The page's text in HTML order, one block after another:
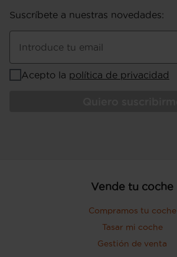
Suscríbete a nuestras novedades:
Introduce tu email
Acepto la política de privacidad
Vende tu coche
Compramos tu coche
Tasar mi coche
Gestión de venta